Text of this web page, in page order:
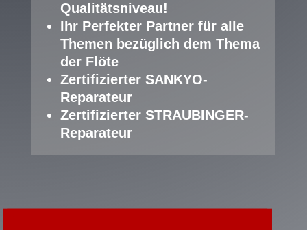
Qualitätsniveau!
Ihr Perfekter Partner für alle
Themen bezüglich dem Thema
der Flöte
Zertifizierter SANKYO-
Reparateur
Zertifizierter STRAUBINGER-
Reparateur